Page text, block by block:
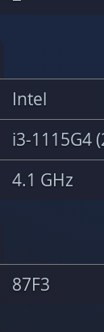
Intel
i3-1115G4
4.1 GHz
87F3